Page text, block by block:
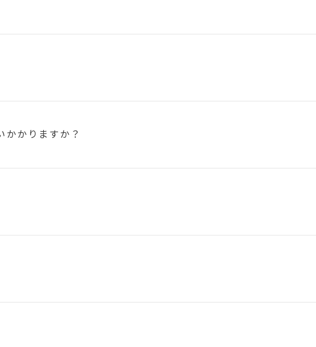
かかりますか？